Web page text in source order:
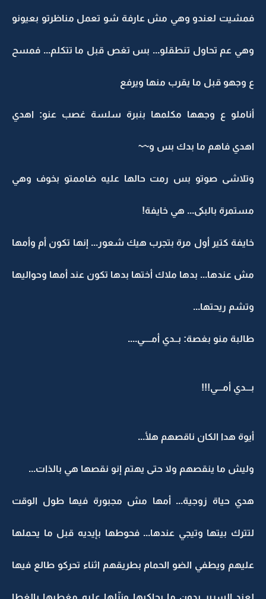
فمشيت لعندو وهي مش عارفة شو تعمل مناظرتو بعيونو
وهي عم تحاول تنطقلو... بس تغص قبل ما تتكلم... فمسح
ع وجهو قبل ما يقرب منها ويرفع
أناملو ع وجهها مكلمها بنبرة سلسة غصب عنو: اهدي
اهدي فاهم ما بدك بس و~~
وتلاشى صوتو بس رمت حالها عليه ضاممتو بخوف وهي
مستمرة بالبكى... هي خايفة!
خايفة كتير أول مرة بتجرب هيك شعور... إنها تكون أم وأمها
مش عندها... بدها ملاك أختها بدها تكون عند أمها وحواليها
وتشم ريحتها...
طالبة منو بغصة: بــدي أمــــي....
بـــدي أمـــي!!!
أيوة هدا الكان ناقصهم هلأ...
وليش ما ينقصهم ولا حتى يهتم إنو نقصها هي بالذات...
هدي حياة زوجية... أمها مش مجبورة فيها طول الوقت
لتترك بيتها وتيجي عندها... فحوطها بإيديه قبل ما يحملها
عليهم ويطفي الضو الحمام بطريقهم اثناء تحركو طالع فيها
لعند السرير بدون ما يحاكيها ونزّلها عليه مغطيها بالغطا